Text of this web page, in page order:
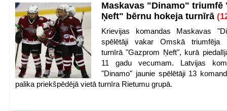
Maskavas "Dinamo" triumfē
Ņeft" bērnu hokeja turnīrā
Krievijas komandas Maskavas
spēlētāji vakar Omskā triumfēja
turnīrā "Gazprom Ņeft", kurā
11 gadu vecumam. Latvijas
"Dinamo" jaunie spēlētāji 13
palika priekšpēdējā vietā turnīra Rietumu grupā.